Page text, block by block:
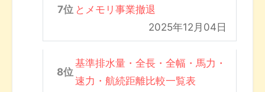
とメモリ事業撤退
2025年12月04日
基準排水量・全長・全幅・馬力・
速力・航続距離比較一覧表